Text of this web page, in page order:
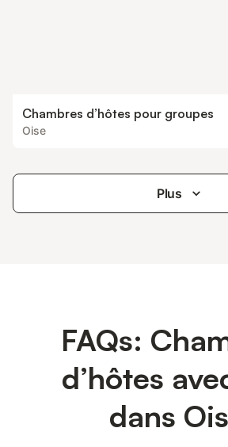
Chambres d’hôtes pour groupes
Oise
Plus
FAQs:
d’hôtes
dans